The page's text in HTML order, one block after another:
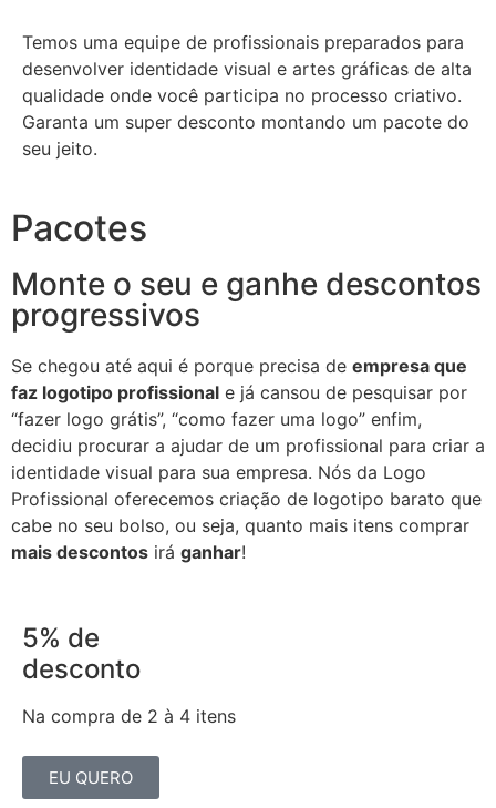
Temos uma equipe de profissionais preparados para
desenvolver identidade visual e artes gráficas de alta
qualidade onde você participa no processo criativo.
Garanta um super desconto montando um pacote do
seu jeito.
Pacotes
Monte o seu e ganhe descontos
progressivos
Se chegou até aqui é porque precisa de empresa que
faz logotipo profissional e já cansou de pesquisar por
“fazer logo grátis”, “como fazer uma logo” enfim,
decidiu procurar a ajudar de um profissional para criar a
identidade visual para sua empresa. Nós da Logo
Profissional oferecemos criação de logotipo barato que
cabe no seu bolso, ou seja, quanto mais itens comprar
mais descontos irá ganhar!
5% de
desconto
Na compra de 2 à 4 itens
EU QUERO